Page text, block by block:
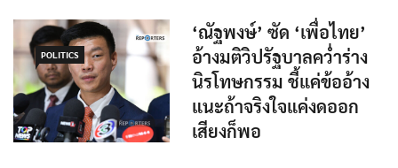
POLITICS
‘ณัฐพงษ์’ ซัด ‘เพื่อไทย’
อ้างมติวิปรัฐบาลคว่ำร่าง
นิรโทษกรรม ชี้แค่ข้ออ้าง
แนะถ้าจริงใจแค่งดออก
เสียงก็พอ